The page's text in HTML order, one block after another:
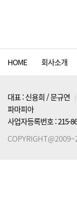
HOME 회사소개
대표 : 신용희 / 문규연
파마피아
사업자등록번호 : 215-